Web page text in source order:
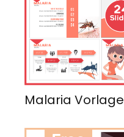
Malaria Vorlage